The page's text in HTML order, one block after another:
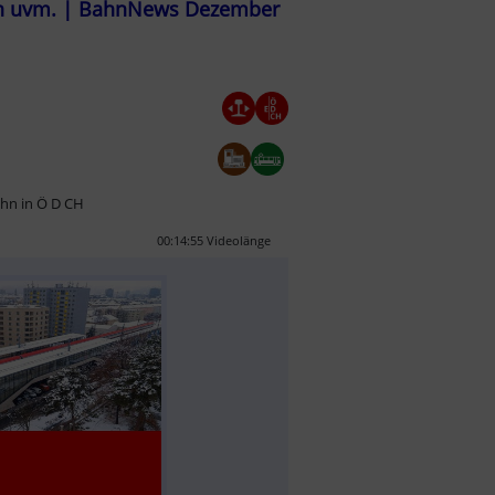
uvm. | BahnNews Dezember
in Ö D CH
00:14:55 Videolänge